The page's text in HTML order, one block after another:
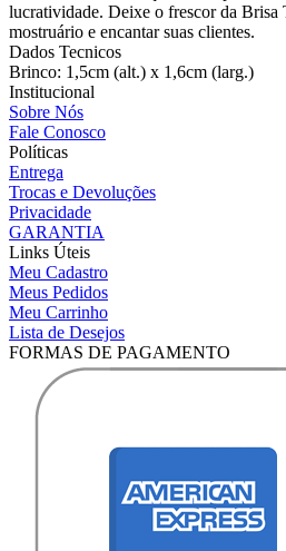
lucratividade. Deixe o frescor da Brisa
mostruário e encantar suas clientes.
Dados Tecnicos
Brinco: 1,5cm (alt.) x 1,6cm (larg.)
Institucional
Sobre Nós
Fale Conosco
Políticas
Entrega
Trocas e Devoluções
Privacidade
GARANTIA
Links Úteis
Meu Cadastro
Meus Pedidos
Meu Carrinho
Lista de Desejos
FORMAS DE PAGAMENTO